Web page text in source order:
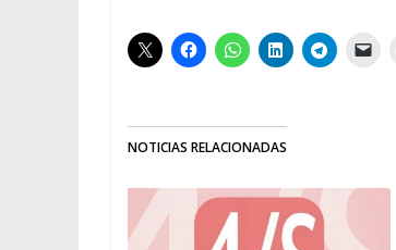
NOTICIAS RELACIONADAS